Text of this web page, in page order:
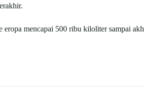
mencapai 500 ribu kiloliter sampai